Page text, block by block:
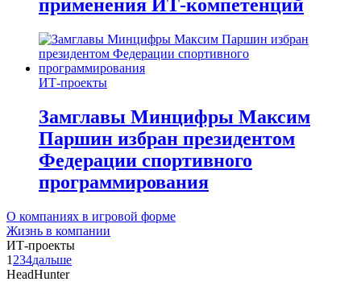
применения ИТ-компетенций
ИТ-проекты
Замглавы Минцифры Максим
Паршин избран президентом
Федерации спортивного
программирования
О компаниях в игровой форме
Жизнь в компании
ИТ-проекты
1 234дальше
HeadHunter